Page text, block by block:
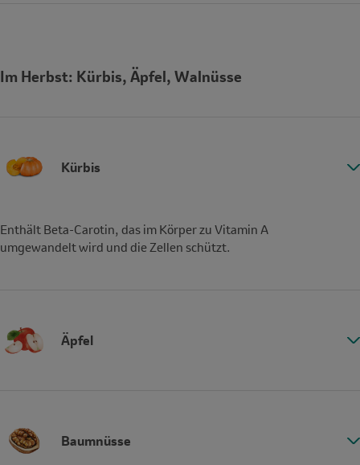
Im Herbst: Kürbis, Äpfel, Walnüsse
Kürbis
Enthält Beta-Carotin, das im Körper zu Vitamin A
umgewandelt wird und die Zellen schützt.
Äpfel
Baumnüsse